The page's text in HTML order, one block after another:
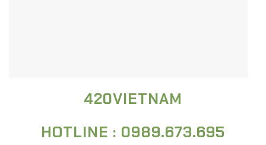
420VIETNAM
HOTLINE : 0989.673.695